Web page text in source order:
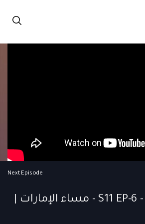
Next Episode
مساء الإمارات - S11 EP-6 - مساء الإمارات |